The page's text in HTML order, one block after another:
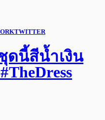
TWITTER
ดนี้สีน้ำเงิน